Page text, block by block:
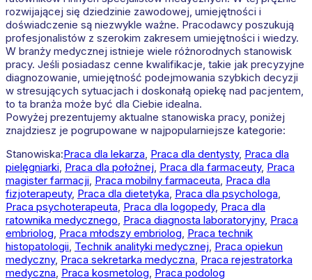
rozwijającej się dziedzinie zawodowej, umiejętności i
doświadczenie są niezwykle ważne. Pracodawcy poszukują
profesjonalistów z szerokim zakresem umiejętności i wiedzy.
W branży medycznej istnieje wiele różnorodnych stanowisk
pracy. Jeśli posiadasz cenne kwalifikacje, takie jak precyzyjne
diagnozowanie, umiejętność podejmowania szybkich decyzji
w stresujących sytuacjach i doskonałą opiekę nad pacjentem,
to ta branża może być dla Ciebie idealna.
Powyżej prezentujemy aktualne stanowiska pracy, poniżej
znajdziesz je pogrupowane w najpopularniejsze kategorie:
Stanowiska:Praca dla lekarza Praca dla dentysty, Praca dla
pielęgniarki Praca dla położnej Praca dla farmaceuty, Praca
magister farmacji Praca mobilny farmaceuta Praca dla
fizjoterapeuty, Praca dla dietetyka Praca dla psychologa
Praca psychoterapeuta Praca dla logopedy, Praca dla
ratownika medycznego Praca diagnosta laboratoryjny, Praca
embriolog Praca młodszy embriolog Praca technik
histopatologii Technik analityki medycznej Praca opiekun
medyczny, Praca sekretarka medyczna Praca rejestratorka
medyczna Praca kosmetolog Praca podolog